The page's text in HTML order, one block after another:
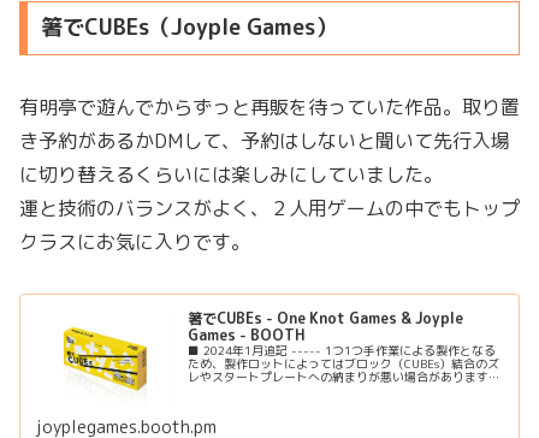
箸でCUBEs（Joyple Games）
有明亭で遊んでからずっと再販を待っていた作品。取り置
き予約があるかDMして、予約はしないと聞いて先行入場
に切り替えるくらいには楽しみにしていました。
運と技術のバランスがよく、２人用ゲームの中でもトップ
クラスにお気に入りです。
箸でCUBEs - One Knot Games & Joyple
Games - BOOTH
■ 2024年1月追記 ----- 1つ1つ手作業による製作となる
ため、製作ロットによってはブロック（CUBEs）結合のズ
レやスタートプレートへの納まりが悪い場合があります。
joyplegames.booth.pm